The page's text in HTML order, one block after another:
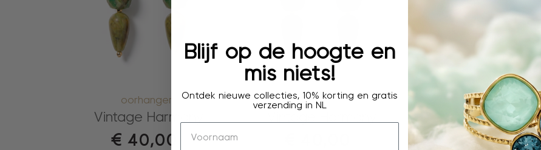
oorhangers
Vintage Harmony
€ 40,00
oorhangers oorhangers
Oval Harmony
35,00
Blijf op de hoogte en
mis niets!
Ontdek nieuwe collecties, 10% korting en gratis
verzending in NL